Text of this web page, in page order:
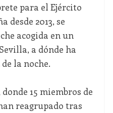
para el Ejército
desde 2013, se
acogida en un
a dónde ha
la noche.
15 miembros de
reagrupado tras